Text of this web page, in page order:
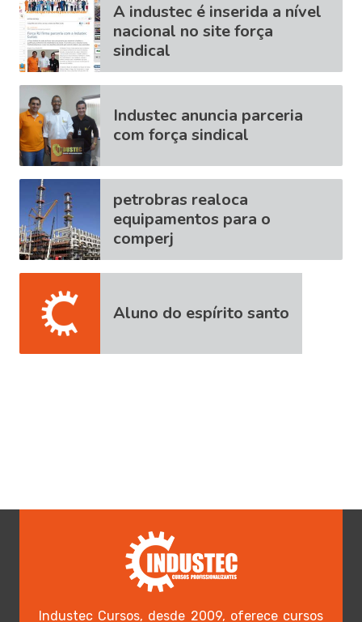
A industec é inserida a nível
nacional no site força
sindical
Industec anuncia parceria
com força sindical
petrobras realoca
equipamentos para o
comperj
Aluno do espírito santo
Industec Cursos, desde 2009, oferece cursos